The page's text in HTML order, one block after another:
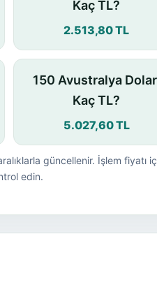
Kaç TL?
2.513,80 TL
150 Avustralya
Kaç TL?
5.027,60 TL
güncellenir. İşlem fiyatı
edin.